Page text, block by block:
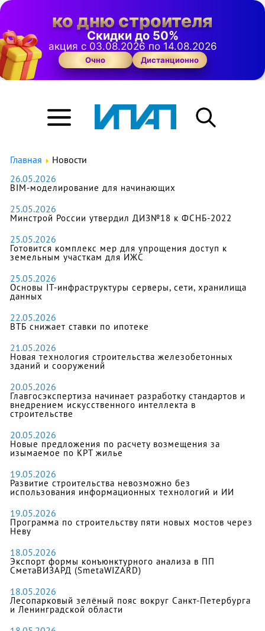
ко дню строителя
Скидки до 50%
акция с 03.08.2026 по 14.08.2026
Очно Дистанционно
Главная
Новости
26.05.2026
BIM-моделирование для начинающих
25.05.2026
Минстрой России утвердил ДИЗ№18 к ФСНБ-2022
25.05.2026
Готовится комплекс мер для упрощения доступ к
земельным участкам для ИЖС
25.05.2026
Основы IT-инфраструктуры серверы, сети, хранилища
данных
22.05.2026
ВТБ снижает ставки по ипотеке
21.05.2026
Новая технология строительства железобетонных
зданий и сооружений
20.05.2026
Главгосэкспертиза начинает разработку стандартов и
внедрением искусственного интеллекта в
строительстве
20.05.2026
Новые предложения по расчету возмещения за
изымаемое по КРТ жилье
19.05.2026
Развитие строительства невозможно без
использования информационных технологий и ИИ
19.05.2026
Программа по строительству пяти новых мостов через
Неву
18.05.2026
Экспорт формы конъюнктурного анализа в ПП
СметаВИЗАРД (SmetaWIZARD)
18.05.2026
Лесопарковый зелёный пояс вокруг Санкт‑Петербурга
и Ленинградской области